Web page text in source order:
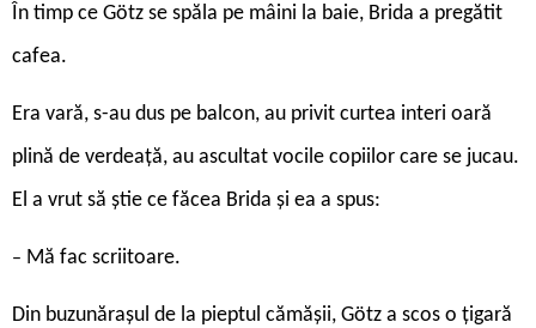
În timp ce Götz se spăla pe mâini la baie, Brida a pregătit
cafea.
Era vară, s-au dus pe balcon, au privit curtea interi oară
plină de verdeață, au ascultat vocile copiilor care se jucau.
El a vrut să știe ce făcea Brida și ea a spus:
– Mă fac scriitoare.
Din buzunărașul de la pieptul cămășii, Götz a scos o țigară